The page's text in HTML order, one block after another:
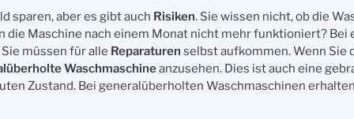
sparen, aber es gibt auch Risiken. Sie wissen nicht, ob die
die Maschine nach einem Monat nicht mehr funktioniert? Bei
Sie müssen für alle Reparaturen selbst aufkommen. Wenn Sie
Waschmaschineanzusehen. Dies ist auch eine
Zustand. Bei generalüberholten Waschmaschinen